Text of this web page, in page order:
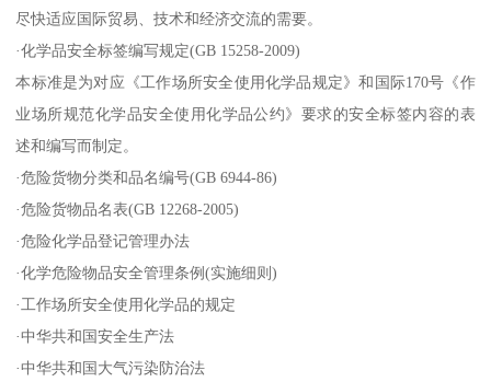
尽快适应国际贸易、技术和经济交流的需要。
·化学品安全标签编写规定(GB 15258-2009)
本标准是为对应《工作场所安全使用化学品规定》和国际170号《作
业场所规范化学品安全使用化学品公约》要求的安全标签内容的表
述和编写而制定。
·危险货物分类和品名编号(GB 6944-86)
·危险货物品名表(GB 12268-2005)
·危险化学品登记管理办法
·化学危险物品安全管理条例(实施细则)
·工作场所安全使用化学品的规定
·中华共和国安全生产法
·中华共和国大气污染防治法